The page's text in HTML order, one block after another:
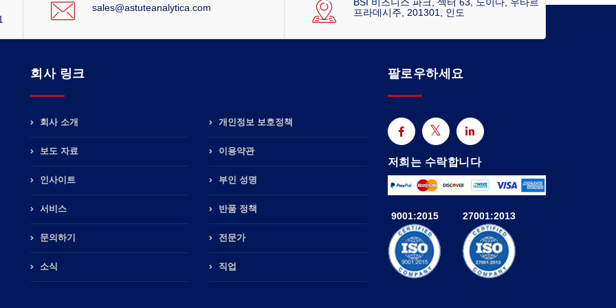
sales@astuteanalytica.com
프라데시주, 201301, 인도
회사 링크
회사 소개
보도 자료
인사이트
서비스
문의하기
소식
개인정보 보호정책
이용약관
부인 성명
반품 정책
전문가
직업
팔로우하세요
저희는 수락합니다
9001:2015 27001:2013